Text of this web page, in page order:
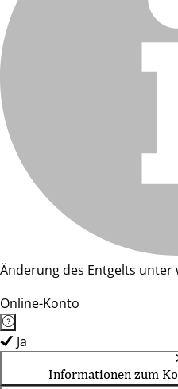
Änderung des Entgelts
Online-Konto
Ja
Informationen zum